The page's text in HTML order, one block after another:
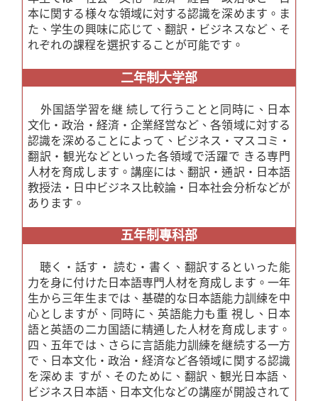
本に関する様々な領域に対する認識を深めます。ま
た、学生の興味に応じて、翻訳・ビジネスなど、そ
れぞれの課程を選択することが可能です。
二年制大学部
外国語学習を継 続して行うことと同時に、日本
文化・政治・経済・企業経営など、各領域に対する
認識を深めることによって、ビジネス・マスコミ・
翻訳・観光などといった各領域で活躍で きる専門
人材を育成します。講座には、翻訳・通訳・日本語
教授法・日中ビジネス比較論・日本社会分析などが
あります。
五年制專科部
聴く・話す・
読む・書く、翻訳するといった能
力を身に付けた日本語専門人材を育成します。一年
生から三年生までは、基礎的な日本語能力訓練を中
心としますが、同時に、英語能力も重 視し、日本
語と英語の二カ国語に精通した人材を育成します。
四、五年では、さらに言語能力訓練を継続する一方
で、日本文化・政治・経済など各領域に関する認識
を深めま すが、そのために、翻訳、観光日本語、
ビジネス日本語、日本文化などの講座が開設されて